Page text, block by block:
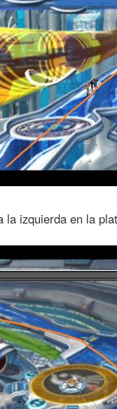
la izquierda en la